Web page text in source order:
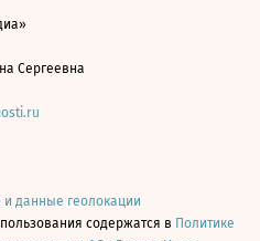
Сергеевна
и данные геолокации
содержатся в Политике